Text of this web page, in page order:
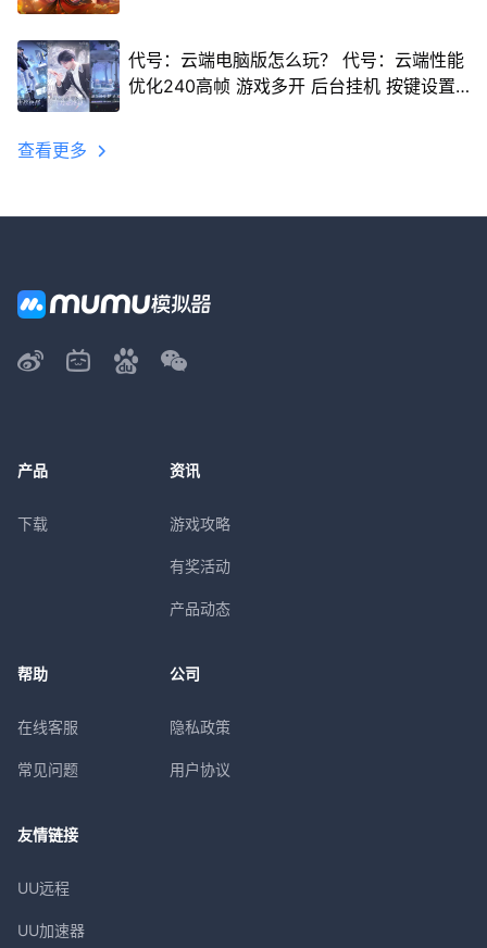
代号：云端电脑版怎么玩？ 代号：云端性能
优化240高帧 游戏多开 后台挂机 按键设置
查看更多
产品
下载
资讯
游戏攻略
有奖活动
产品动态
帮助
在线客服
常见问题
公司
隐私政策
用户协议
友情链接
UU远程
UU加速器